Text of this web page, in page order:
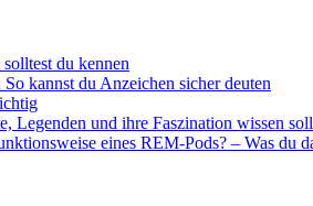
du kennen
kannst du Anzeichen sicher deuten
Legenden und ihre Faszination wissen
eines REM-Pods? – Was du